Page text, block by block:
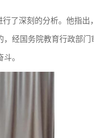
了深刻的分析。他指
经国务院教育行政部
。